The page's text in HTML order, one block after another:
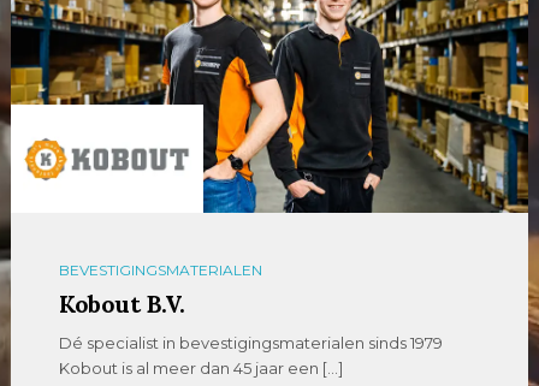
BEVESTIGINGSMATERIALEN
Kobout B.V.
Dé specialist in bevestigingsmaterialen sinds 1979
Kobout is al meer dan 45 jaar een […]